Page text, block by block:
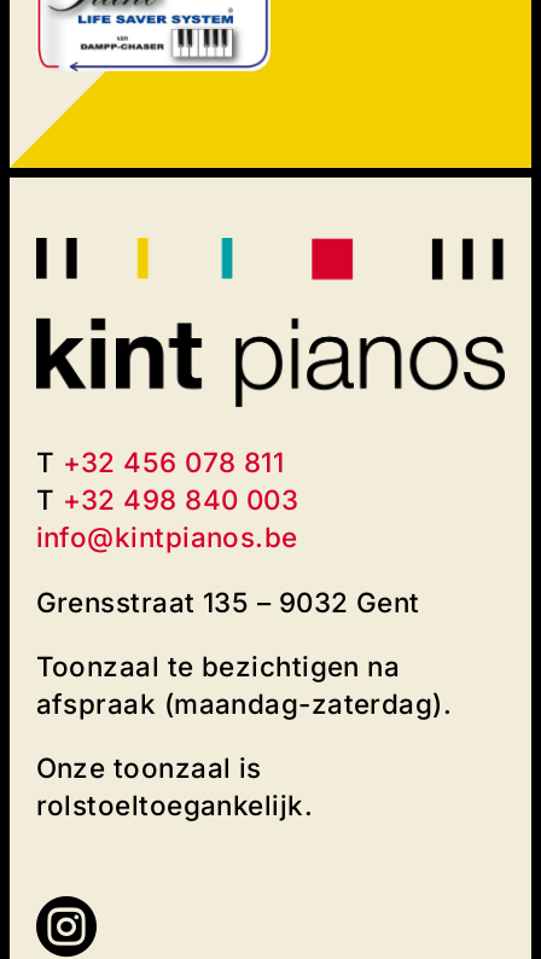
T +32 456 078 811
T +32 498 840 003‬
info@kintpianos.be
Grensstraat 135 – 9032 Gent
Toonzaal te bezichtigen na
afspraak (maandag-zaterdag).
Onze toonzaal is
rolstoeltoegankelijk.
